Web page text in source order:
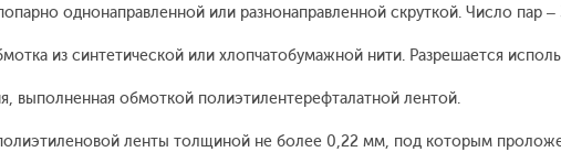
однонаправленной или разнонаправленной скруткой. Число пар
из синтетической или хлопчатобумажной нити. Разрешается
выполненная обмоткой полиэтилентерефталатной лентой.
ленты толщиной не более 0,22 мм, под которым